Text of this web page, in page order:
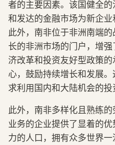
者的主要因素。该国健全
和发达的金融市场为新企业
此外，南非位于非洲南端
长的非洲市场的门户，增
济改革和投资友好型政策
心，鼓励持续增长和发展
求利用国内和大陆机会的投
此外，南非多样化且熟练
业务的企业提供了显着的
力的人口，拥有众多世界